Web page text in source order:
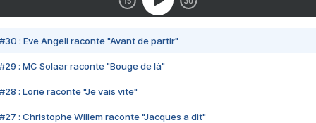
#30 : Eve Angeli raconte "Avant de partir"
#29 : MC Solaar raconte "Bouge de là"
#28 : Lorie raconte "Je vais vite"
#27 : Christophe Willem raconte "Jacques a dit"